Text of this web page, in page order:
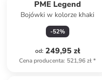
PME Legend
Bojówki w kolorze khaki
-52%
od: 249,95 zł
Cena producenta: 521,96 zł*